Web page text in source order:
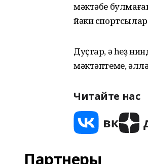
мәктәбе
йәки спортсылар
Дуҫтар, ә һеҙ
мәктәптеме,
Читайте нас
Партнеры